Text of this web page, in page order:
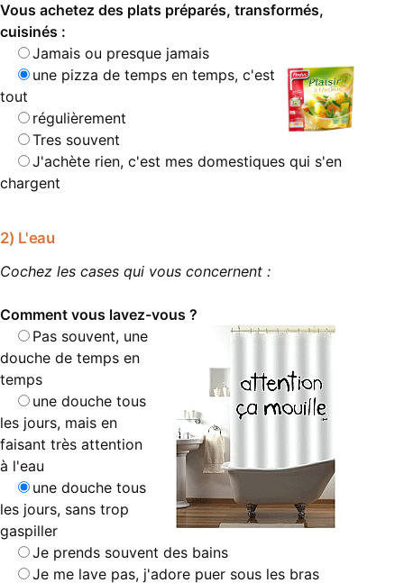
Vous achetez des plats préparés, transformés,
cuisinés :
Jamais ou presque jamais
une pizza de temps en temps, c'est
tout
régulièrement
Tres souvent
J'achète rien, c'est mes domestiques qui s'en
chargent
2) L'eau
Cochez les cases qui vous concernent :
Comment vous lavez-vous ?
Pas souvent, une
douche de temps en
temps
une douche tous
les jours, mais en
faisant très attention
à l'eau
une douche tous
les jours, sans trop
gaspiller
Je prends souvent des bains
Je me lave pas, j'adore puer sous les bras